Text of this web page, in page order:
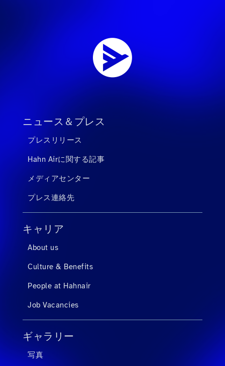
ニュース＆プレス
プレスリリース
Hahn Airに関する記事
メディアセンター
プレス連絡先
キャリア
About us
Culture & Benefits
People at Hahnair
Job Vacancies
ギャラリー
写真